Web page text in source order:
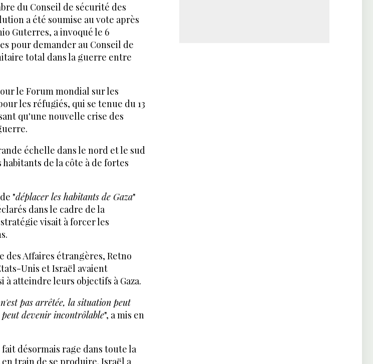
du Conseil de sécurité des
a été soumise au vote après
Guterres, a invoqué le 6
pour demander au Conseil de
total dans la guerre entre
le Forum mondial sur les
les réfugiés, qui se tenue du 13
qu'une nouvelle crise des
échelle dans le nord et le sud
de la côte à de fortes
"déplacer les habitants de Gaza"
dans le cadre de la
visait à forcer les
des Affaires étrangères, Retno
Unis et Israël avaient
atteindre leurs objectifs à Gaza.
pas arrêtée, la situation peut
devenir incontrôlable", a mis en
désormais rage dans toute la
train de se produire. Israël a